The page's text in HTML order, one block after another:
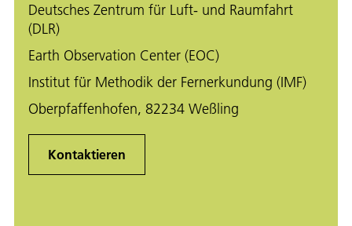
Deutsches Zentrum für Luft- und Raumfahrt
(DLR)
Earth Observation Center (EOC)
Institut für Methodik der Fernerkundung (IMF)
Oberpfaffenhofen, 82234 Weßling
Kontaktieren